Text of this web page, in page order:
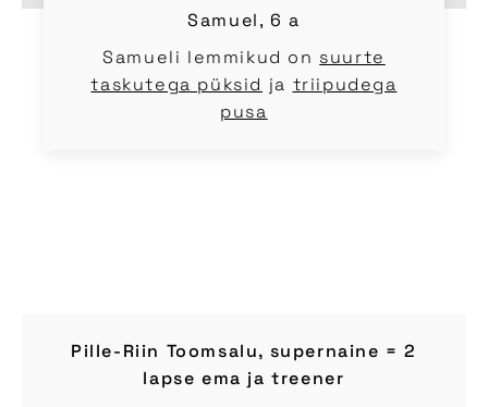
Samuel, 6 a
Samueli lemmikud on suurte
taskutega püksid ja triipudega
pusa
Pille-Riin Toomsalu, supernaine = 2
lapse ema ja treener